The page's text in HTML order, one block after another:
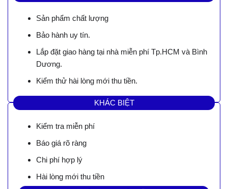
Sản phẩm chất lượng
Bảo hành uy tín.
Lắp đặt giao hàng tại nhà miễn phí Tp.HCM và Bình
Dương.
Kiểm thử hài lòng mới thu tiền.
KHÁC BIỆT
Kiểm tra miễn phí
Báo giá rõ ràng
Chi phí hợp lý
Hài lòng mới thu tiền